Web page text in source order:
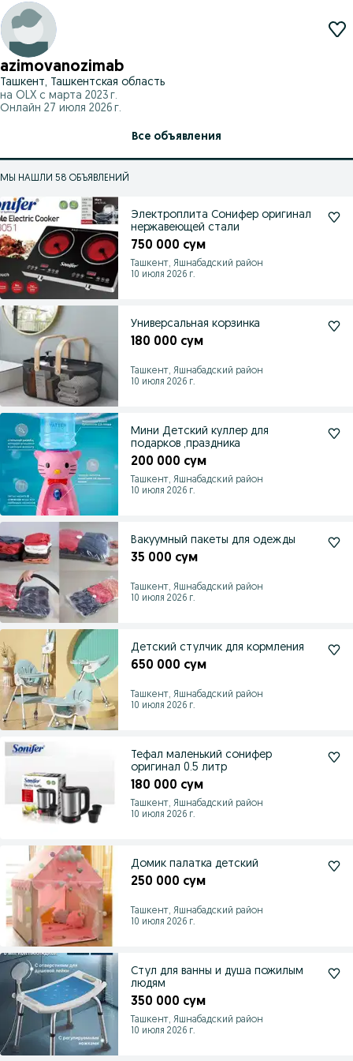
azimovanozimab
Ташкент, Ташкентская область
на OLX с марта 2023 г.
Онлайн 27 июля 2026 г.
Все объявления
МЫ НАШЛИ 58 ОБЪЯВЛЕНИЙ
Электроплита Сонифер оригинал
нержавеющей стали
750 000 сум
Ташкент, Яшнабадский район
10 июля 2026 г.
Универсальная корзинка
180 000 сум
Ташкент, Яшнабадский район
10 июля 2026 г.
Мини Детский куллер для
подарков ,праздника
200 000 сум
Ташкент, Яшнабадский район
10 июля 2026 г.
Вакуумный пакеты для одежды
35 000 сум
Ташкент, Яшнабадский район
10 июля 2026 г.
Детский стулчик для кормления
650 000 сум
Ташкент, Яшнабадский район
10 июля 2026 г.
Тефал маленький сонифер
оригинал 0.5 литр
180 000 сум
Ташкент, Яшнабадский район
10 июля 2026 г.
Домик палатка детский
250 000 сум
Ташкент, Яшнабадский район
10 июля 2026 г.
Стул для ванны и душа пожилым
людям
350 000 сум
Ташкент, Яшнабадский район
10 июля 2026 г.